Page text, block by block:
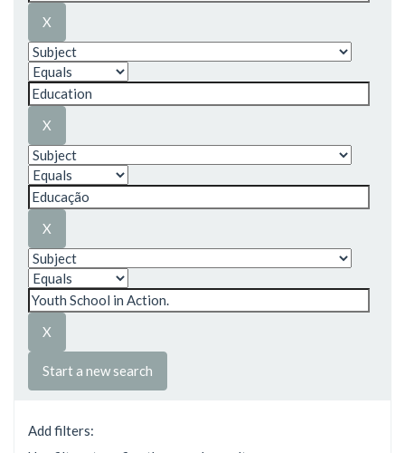
Start a new search
Add filters: